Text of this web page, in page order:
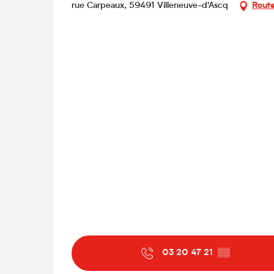
rue Carpeaux, 59491 Villeneuve-d'Ascq
03 20 47 21 ▒▒